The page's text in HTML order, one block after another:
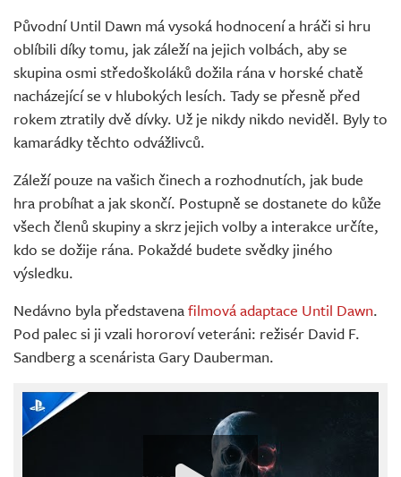
Původní Until Dawn má vysoká hodnocení a hráči si hru
oblíbili díky tomu, jak záleží na jejich volbách, aby se
skupina osmi středoškoláků dožila rána v horské chatě
nacházející se v hlubokých lesích. Tady se přesně před
rokem ztratily dvě dívky. Už je nikdy nikdo neviděl. Byly to
kamarádky těchto odvážlivců.
Záleží pouze na vašich činech a rozhodnutích, jak bude
hra probíhat a jak skončí. Postupně se dostanete do kůže
všech členů skupiny a skrz jejich volby a interakce určíte,
kdo se dožije rána. Pokaždé budete svědky jiného
výsledku.
Nedávno byla představenafilmová adaptace Until Dawn.
Pod palec si ji vzali hororoví veteráni: režisér David F.
Sandberg a scenárista Gary Dauberman.